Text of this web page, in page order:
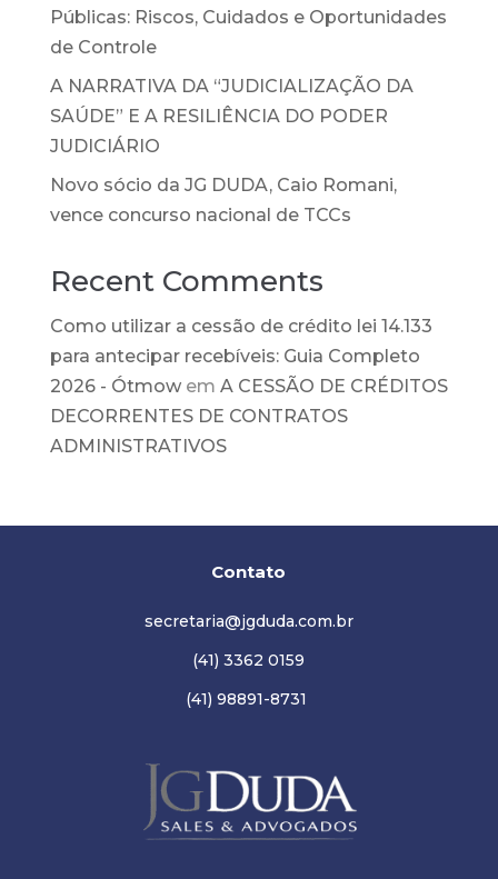
Públicas: Riscos, Cuidados e Oportunidades
de Controle
A NARRATIVA DA “JUDICIALIZAÇÃO DA
SAÚDE” E A RESILIÊNCIA DO PODER
JUDICIÁRIO
Novo sócio da JG DUDA, Caio Romani,
vence concurso nacional de TCCs
Recent Comments
Como utilizar a cessão de crédito lei 14.133
para antecipar recebíveis: Guia Completo
2026 - Ótmowem A CESSÃO DE CRÉDITOS
DECORRENTES DE CONTRATOS
ADMINISTRATIVOS
Contato
secretaria@jgduda.com.br
(41) 3362 0159
(41) 98891-8731